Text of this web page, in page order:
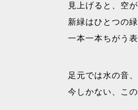
見上げると、空
新緑はひとつの
一本一本ちがう
足元では水の音
今しかない、この